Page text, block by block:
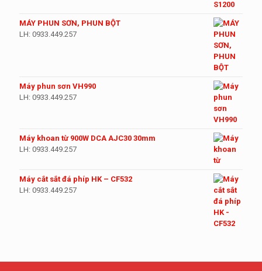
MÁY PHUN SƠN, PHUN BỘT
LH: 0933.449.257
Máy phun sơn VH990
LH: 0933.449.257
Máy khoan từ 900W DCA AJC30 30mm
LH: 0933.449.257
Máy cắt sắt đá phíp HK – CF532
LH: 0933.449.257